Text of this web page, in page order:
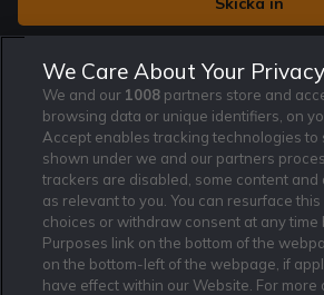
Jag vill få nyhetsbrev från Rekatochklart
och villkor gäller. *
Affiliate Modell
Om Rekatochklart
Kontakta oss
Ansvarsfullt Spelande
F.A.Q
Nyhetsarkiv
We Care About Your Privacy
We and our 1008 partners store and
browsing data or unique identifiers, on
Accept enables tracking technologies to
shown under we and our partners
trackers are disabled, some content and
as relevant to you. You can resurface
choices or withdraw consent at any time
Purposes link on the bottom of the
on the bottom-left of the webpage, if
have effect within our Website. For more